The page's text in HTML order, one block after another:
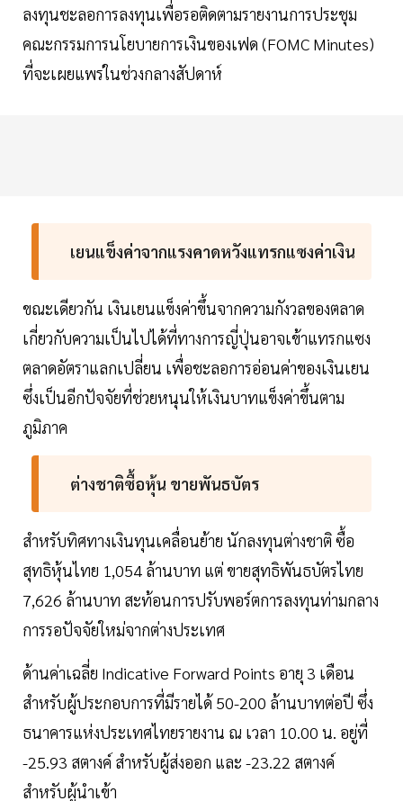
ลงทุนชะลอการลงทุนเพื่อรอติดตามรายงานการประชุม
คณะกรรมการนโยบายการเงินของเฟด (FOMC Minutes)
ที่จะเผยแพร่ในช่วงกลางสัปดาห์
เยนแข็งค่าจากแรงคาดหวังแทรกแซงค่าเงิน
ขณะเดียวกัน เงินเยนแข็งค่าขึ้นจากความกังวลของตลาด
เกี่ยวกับความเป็นไปได้ที่ทางการญี่ปุ่นอาจเข้าแทรกแซง
ตลาดอัตราแลกเปลี่ยน เพื่อชะลอการอ่อนค่าของเงินเยน
ซึ่งเป็นอีกปัจจัยที่ช่วยหนุนให้เงินบาทแข็งค่าขึ้นตาม
ภูมิภาค
ต่างชาติซื้อหุ้น ขายพันธบัตร
สำหรับทิศทางเงินทุนเคลื่อนย้าย นักลงทุนต่างชาติ ซื้อ
สุทธิหุ้นไทย 1,054 ล้านบาท แต่ ขายสุทธิพันธบัตรไทย
7,626 ล้านบาท สะท้อนการปรับพอร์ตการลงทุนท่ามกลาง
การรอปัจจัยใหม่จากต่างประเทศ
ด้านค่าเฉลี่ย Indicative Forward Points อายุ 3 เดือน
สำหรับผู้ประกอบการที่มีรายได้ 50-200 ล้านบาทต่อปี ซึ่ง
ธนาคารแห่งประเทศไทยรายงาน ณ เวลา 10.00 น. อยู่ที่
-25.93 สตางค์ สำหรับผู้ส่งออก และ -23.22 สตางค์
สำหรับผู้นำเข้า